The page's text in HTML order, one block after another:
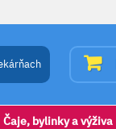
Čaje, bylinky a výživa